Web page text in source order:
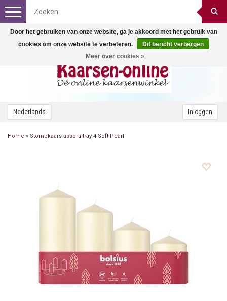
Nederlands Inloggen
Toggle
navigation
Home » Stompkaars assorti tray 4 Soft Pearl
Door het gebruiken van onze website, ga je akkoord met het gebruik van
cookies om onze website te verbeteren.
Dit bericht verbergen
Meer over cookies »